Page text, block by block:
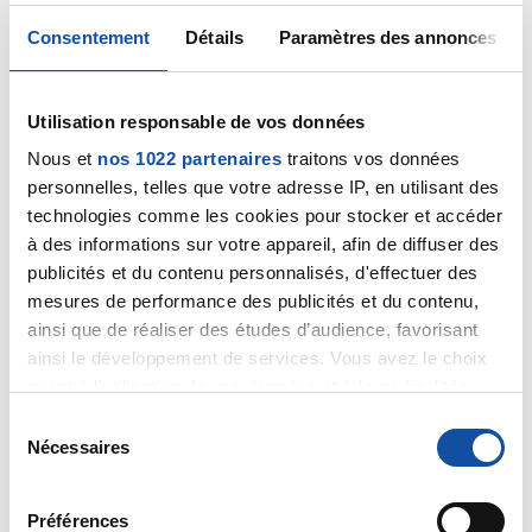
Consentement Détails Paramètres des annonces
Utilisation responsable de vos données
Nous et nos 1022 partenaires traitons vos données
personnelles, telles que votre adresse IP, en utilisant des
technologies comme les cookies pour stocker et accéder
à des informations sur votre appareil, afin de diffuser des
publicités et du contenu personnalisés, d'effectuer des
mesures de performance des publicités et du contenu,
ainsi que de réaliser des études d’audience, favorisant
ainsi le développement de services. Vous avez le choix
tout moment en consultant la Déclaration relative aux
cookies ou en cliquant sur l'icône de confidentialité.
Nécessaires
Préférences
vous rassurer. Donnez-nous de vos nouvelles si vous
consultation.
Citer
Dr A.Marceau
23/01/2021 - 10:20
De votre histoire, je retiens qu'il s'agit d'une hématurie
ci est présente depuis longtemps (vous dites depuis